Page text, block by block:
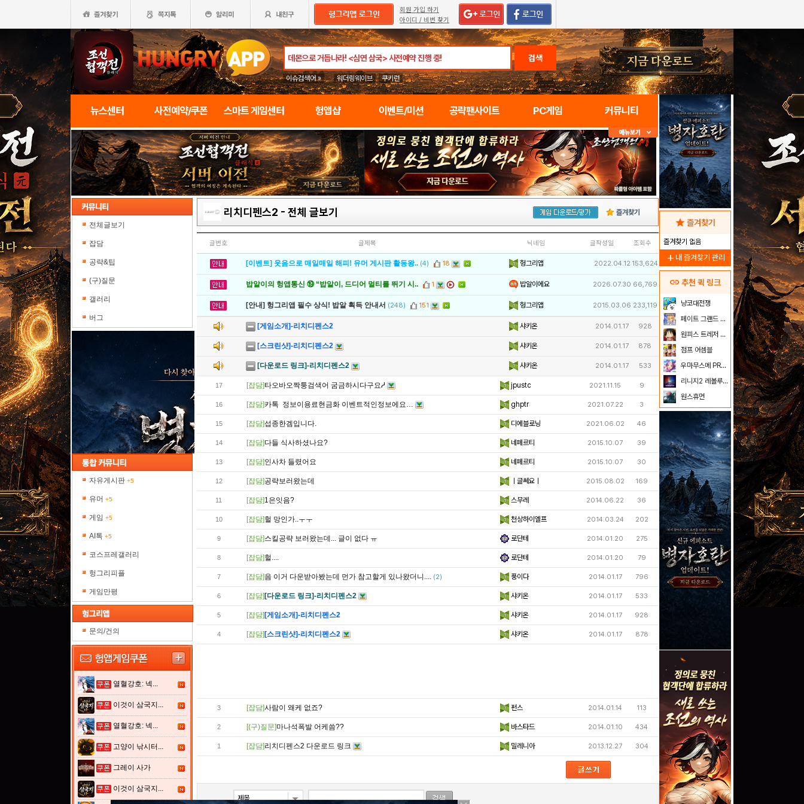
회원 가입 하기
아이디 / 비번 찾기
검색
이슈검색어 » 워더링웨이브 쿠키런
뉴스센터 사전예약/쿠폰 스마트 게임센터 헝앱샵 이벤트/미션 공략팬사이트 PC게임 커뮤니티
전체글보기
잡담
공략&팁
(구)질문
갤러리
버그
자유게시판 +5
유머 +5
게임 +5
AI톡 +5
코스프레갤러리
헝그리피플
게임만평
문의/건의
열혈강호: 넥...
이것이 삼국지...
열혈강호: 넥...
고양이 낚시터...
그레이 사가
이것이 삼국지...
리치디펜스2 - 전체 글보기 즐겨찾기
글번호 글제목 닉네임 글작성일 조회수
[이벤트] 웃음으로 매일매일 해피! 유머 게시판 활동왕.. (4) 18 헝그리앱 2022.04.12 153,624
밥알이의 헝앱통신 ⑲ “밥알이, 드디어 멀티를 뛰기 시.. 1 밥알이에요 2026.07.30 66,769
[안내] 헝그리앱 필수 상식! 밥알 획득 안내서 (248) 151 헝그리앱 2015.03.06 233,119
[게임소개]-리치디펜스2 샤키온 2014.01.17 928
[스크린샷]-리치디펜스2 샤키온 2014.01.17 878
[다운로드 링크]-리치디펜스2 샤키온 2014.01.17 533
17 [잡담]타오바오짝퉁검색어 굼금하시다구요ᓱ jpustc 2021.11.15 9
16 [잡담]카톡 정보이용료현금화 이벤트적인정보에요… ghptr 2021.07.22 3
15 [잡담]섭종한겜입니다. 디에블로닝 2021.06.02 46
14 [잡담]다들 식사하셨나요? 네페르티 2015.10.07 39
13 [잡담]인사차 들렸어요 네페르티 2015.10.07 30
12 [잡담]공략보러왔는데 ㅣ글쎄요ㅣ 2015.08.02 169
11 [잡담]1은잇음? 스무레 2014.06.22 36
10 [잡담]헐 망인가..ㅜㅜ 천상하이엘프 2014.03.24 202
9 [잡담]스킬공략 보러왔는데... 글이 없다 ㅠ 로단테 2014.01.20 275
8 [잡담]헐.... 로단테 2014.01.20 79
7 [잡담]음 이거 다운받아봤는데 먼가 참고할게 있나왔더니.... (2) 풍이다 2014.01.17 796
6 [잡담] [다운로드 링크]-리치디펜스2 샤키온 2014.01.17 533
5 [잡담] [게임소개]-리치디펜스2 샤키온 2014.01.17 928
4 [잡담] [스크린샷]-리치디펜스2 샤키온 2014.01.17 878
3 [잡담]사람이 왜케 없죠? 펀스 2014.01.14 113
2 [(구)질문]마나석폭발 어케씀?? 바스타드 2014.01.10 434
1 [잡담]리치디펜스2 다운로드 링크 밀레니아 2013.12.27 304
star 즐겨찾기
즐겨찾기 없음
add 내 즐겨찾기 관리
link 추천 퀵 링크
냥코대전쟁
페이트 그랜드 오더
원피스 트레저 크루즈
점프 어셈블
우마무스메 PRETTY DERBY
리니지2 레볼루션
원스휴먼